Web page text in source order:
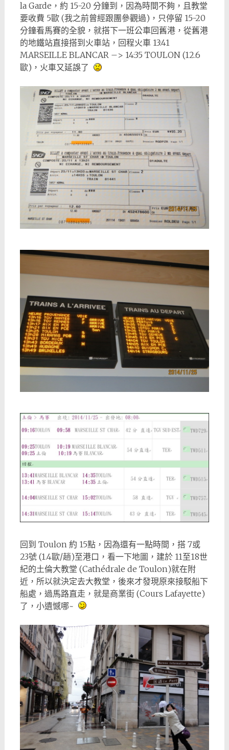
la Garde，約 15-20 分鐘到，因為時間不夠，且教堂
要收費 5歐 (我之前曾經跟團參觀過)，只停留 15-20
分鐘看馬賽的全貌，就搭下一班公車回舊港，從舊港
的地鐵站直接搭到火車站，回程火車 13:41
MARSEILLE BLANCAR –> 14:35 TOULON (12.6
歐)，火車又延誤了
回到 Toulon 約 15點，因為還有一點時間，搭 7或
23號 (1.4歐/趟)至港口，看一下地圖，建於 11至18世
紀的土倫大教堂 (Cathédrale de Toulon)就在附
近，所以就決定去大教堂，後來才發現原來接駁船下
船處，過馬路直走，就是商業街 (Cours Lafayette)
了，小遺憾哪~